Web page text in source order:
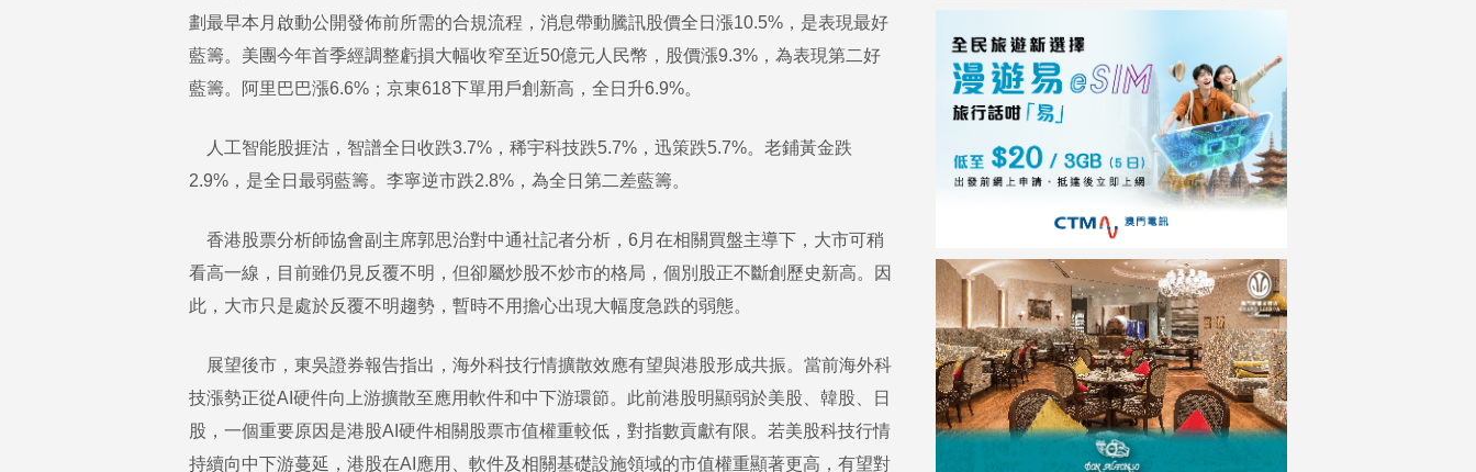
劃最早本月啟動公開發佈前所需的合規流程，消息帶動騰訊股價全日漲10.5%，是表現最好
藍籌。美團今年首季經調整虧損大幅收窄至近50億元人民幣，股價漲9.3%，為表現第二好
藍籌。阿里巴巴漲6.6%；京東618下單用戶創新高，全日升6.9%。
人工智能股捱沽，智譜全日收跌3.7%，稀宇科技跌5.7%，迅策跌5.7%。老鋪黃金跌
2.9%，是全日最弱藍籌。李寧逆市跌2.8%，為全日第二差藍籌。
香港股票分析師協會副主席郭思治對中通社記者分析，6月在相關買盤主導下，大市可稍
看高一線，目前雖仍見反覆不明，但卻屬炒股不炒市的格局，個別股正不斷創歷史新高。因
此，大市只是處於反覆不明趨勢，暫時不用擔心出現大幅度急跌的弱態。
展望後市，東吳證券報告指出，海外科技行情擴散效應有望與港股形成共振。當前海外科
技漲勢正從AI硬件向上游擴散至應用軟件和中下游環節。此前港股明顯弱於美股、韓股、日
股，一個重要原因是港股AI硬件相關股票市值權重較低，對指數貢獻有限。若美股科技行情
持續向中下游蔓延，港股在AI應用、軟件及相關基礎設施領域的市值權重顯著更高，有望對